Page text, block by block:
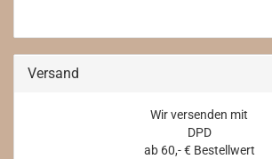
Versand
Wir versenden mit
DPD
ab 60,- € Bestellwert